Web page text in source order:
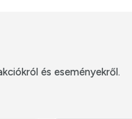
és eseményekről.